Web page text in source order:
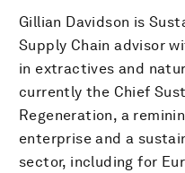
Gillian Davidson is
Supply Chain advisor
in extractives and
currently the Chief
Regeneration, a
enterprise and a
sector, including for